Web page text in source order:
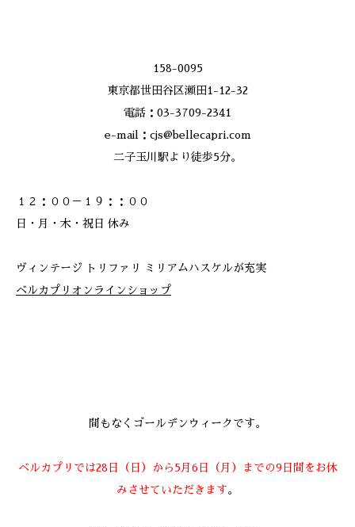
158-0095
東京都世田谷区瀬田1-12-32
電話：03-3709-2341
e-mail：cjs@bellecapri.com
二子玉川駅より徒歩5分。
１２：００－１９：：００
日・月・木・祝日 休み
ヴィンテージ トリファリ ミリアムハスケルが充実
ベルカプリオンラインショップ
間もなくゴールデンウィークです。
ベルカプリでは28日（日）から5月6日（月）までの9日間をお休
みさせていただきます。